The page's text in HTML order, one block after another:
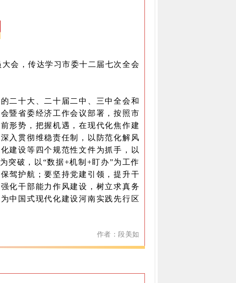
会，传达学习市委十二届七次全会
十大、二十届二中、三中全会和
暨省委经济工作会议部署，按照市
形势，把握机遇，在现代化焦作建
入贯彻维稳责任制，以防范化解风
建设等四个规范性文件为抓手，以
突破，以“数据+机制+盯办”为工作
驾护航；要坚持党建引领，提升干
化干部能力作风建设，树立求真务
中国式现代化建设河南实践先行区
作者：段美如